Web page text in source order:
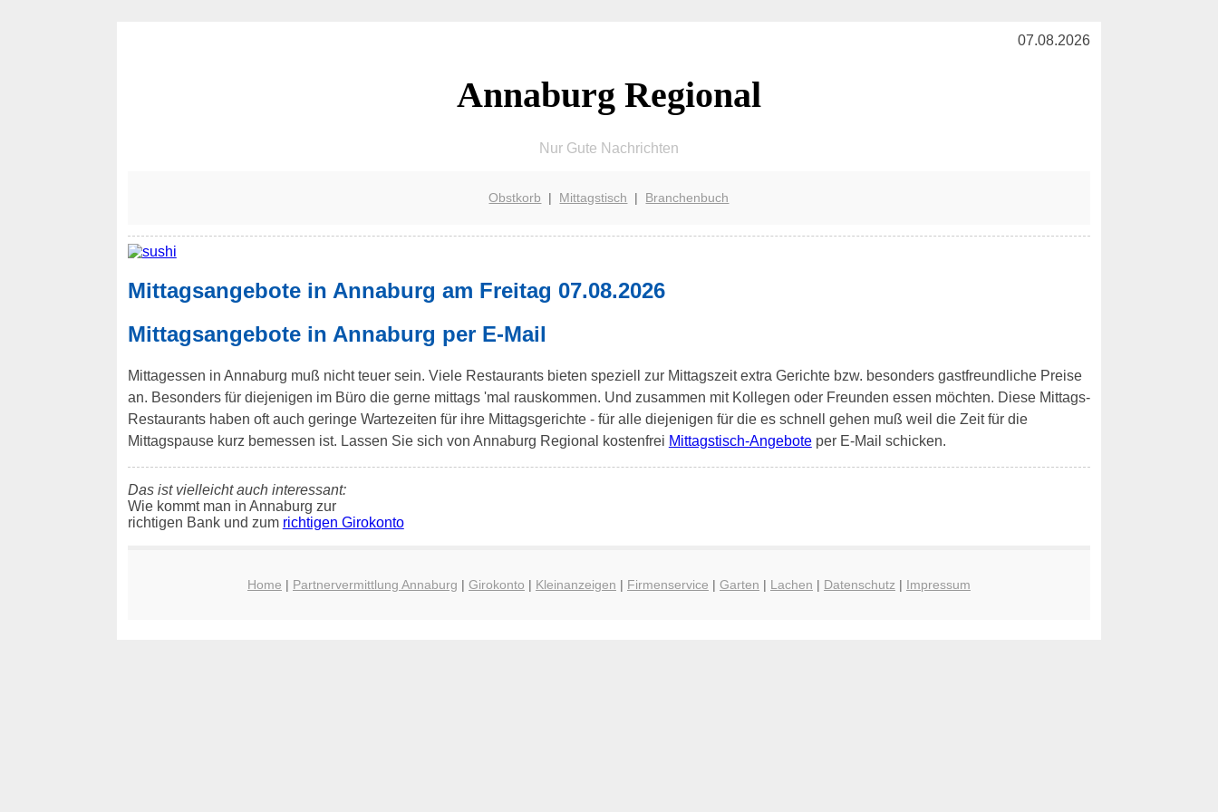
07.08.2026
Annaburg Regional
Nur Gute Nachrichten
Obstkorb | Mittagstisch | Branchenbuch
Mittagsangebote in Annaburg am Freitag 07.08.2026
Mittagsangebote in Annaburg per E-Mail
Mittagessen in Annaburg muß nicht teuer sein. Viele Restaurants bieten speziell zur Mittagszeit extra Gerichte bzw. besonders gastfreundliche Preise
an. Besonders für diejenigen im Büro die gerne mittags 'mal rauskommen. Und zusammen mit Kollegen oder Freunden essen möchten. Diese Mittags-
Restaurants haben oft auch geringe Wartezeiten für ihre Mittagsgerichte - für alle diejenigen für die es schnell gehen muß weil die Zeit für die
Mittagspause kurz bemessen ist. Lassen Sie sich von Annaburg Regional kostenfrei Mittagstisch-Angeboteper E-Mail schicken.
Das ist vielleicht auch interessant:
Wie kommt man in Annaburg zur
richtigen Bank und zum richtigen Girokonto
Home | Partnervermittlung Annaburg | Girokonto | Kleinanzeigen | Firmenservice | Garten | Lachen | Datenschutz| Impressum